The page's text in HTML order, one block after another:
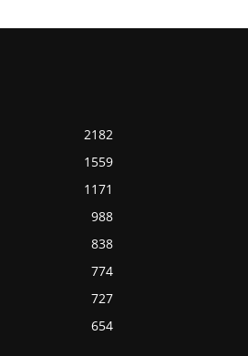
2182
1559
1171
988
838
774
727
654